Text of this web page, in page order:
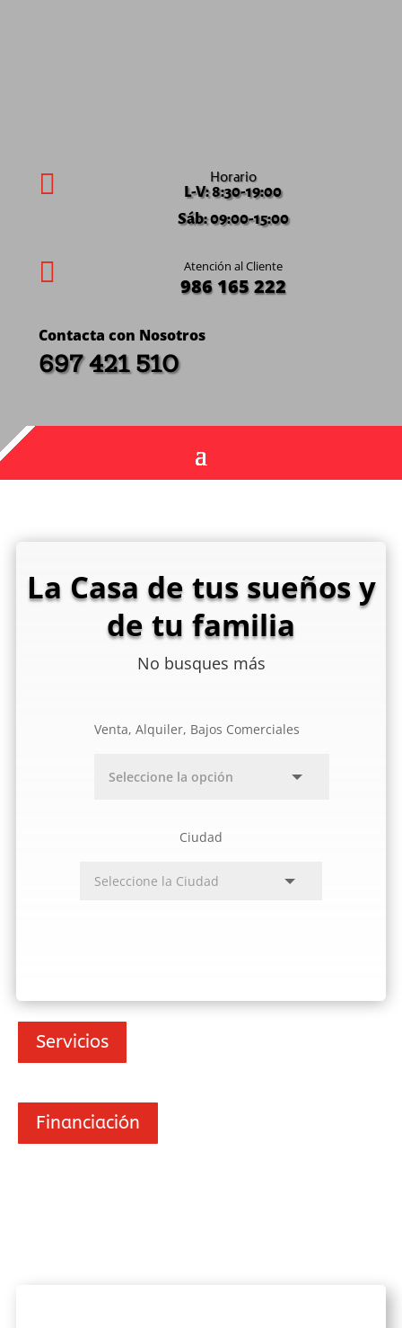
 Horario
L-V: 8:30-19:00
Sáb: 09:00-15:00
 Atención al Cliente
986 165 222
Contacta con Nosotros
697 421 510
La Casa de tus sueños y
de tu familia
No busques más
Venta, Alquiler, Bajos Comerciales
Ciudad
Servicios
Financiación